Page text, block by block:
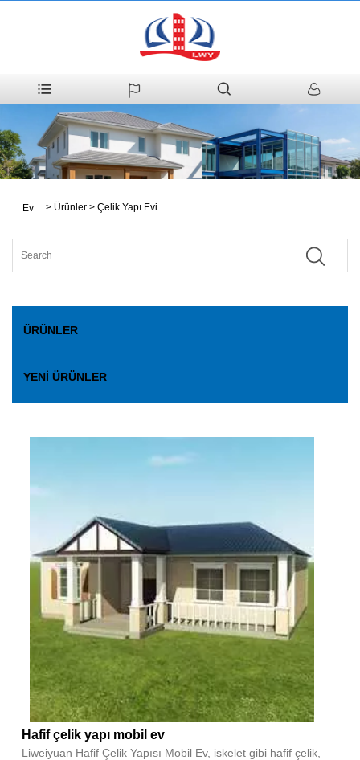
Ev > Ürünler > Çelik Yapı Evi
ÜRÜNLER
YENI ÜRÜNLER
Hafif çelik yapı mobil ev
Liweiyuan Hafif Çelik Yapısı Mobil Ev, iskelet gibi hafif çelik,